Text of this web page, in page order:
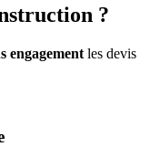
?
engagement les devis